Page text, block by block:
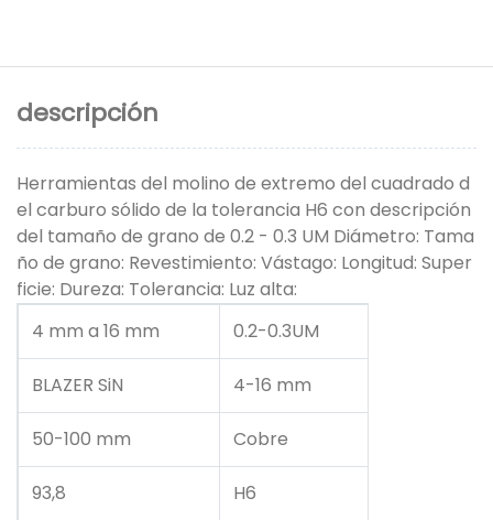
descripción
Herramientas del molino de extremo del cuadrado d
el carburo sólido de la tolerancia H6 con descripción
del tamaño de grano de 0.2 - 0.3 UM Diámetro: Tama
ño de grano: Revestimiento: Vástago: Longitud: Super
ficie: Dureza: Tolerancia: Luz alta:
4 mm a 16 mm
0.2-0.3UM
BLAZER SiN 4-16 mm
50-100 mm Cobre
93,8 H6